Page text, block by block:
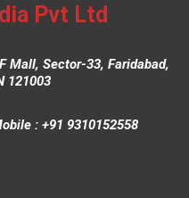
Pvt Ltd
Mall, Sector-33, Faridabad,
121003
: +91 9310152558